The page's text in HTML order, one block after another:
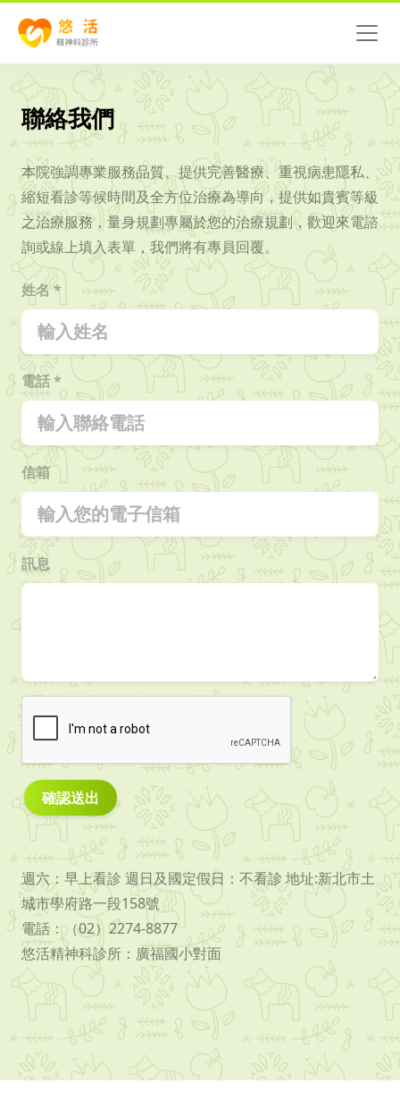
聯絡我們
本院強調專業服務品質、提供完善醫療、重視病患隱私、
縮短看診等候時間及全方位治療為導向，提供如貴賓等級
之治療服務，量身規劃專屬於您的治療規劃，歡迎來電諮
詢或線上填入表單，我們將有專員回覆。
姓名 *
電話 *
信箱
訊息
確認送出
週六：早上看診 週日及國定假日：不看診 地址:新北市土
城市學府路一段158號
電話：（02）2274-8877
悠活精神科診所：廣福國小對面